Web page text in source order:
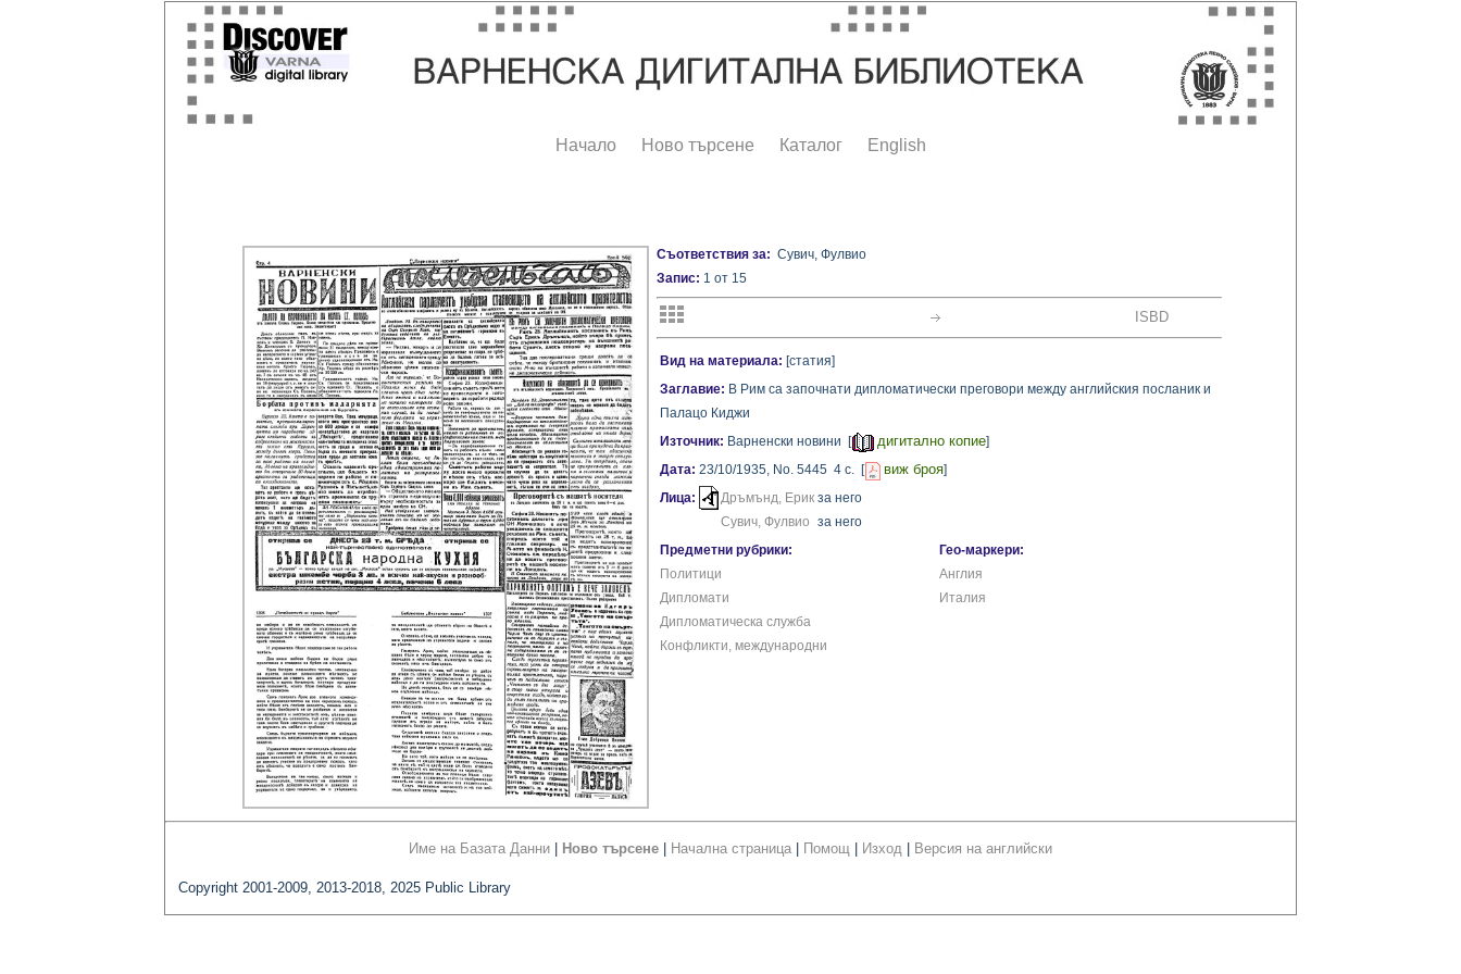
Начало Ново търсене Каталог English
Съответствия за: Сувич, Фулвио
Запис: 1 от 15
ISBD
Вид на материала: [статия]
Заглавие: В Рим са започнати дипломатически преговори между английския посланик и
Палацо Киджи
Източник: Варненски новини [ дигитално копие]
Дата: 23/10/1935, No. 5445 4 с. [ виж броя]
Лица:
Дръмънд, Ерик за него
Сувич, Фулвио за него
Предметни рубрики:
Политици
Дипломати
Дипломатическа служба
Конфликти, международни
Гео-маркери:
Англия
Италия
Име на Базата Данни Ново търсене Начална страница Помощ Изход Версия на английски
Copyright 2001-2009, 2013-2018, 2025 Public Library